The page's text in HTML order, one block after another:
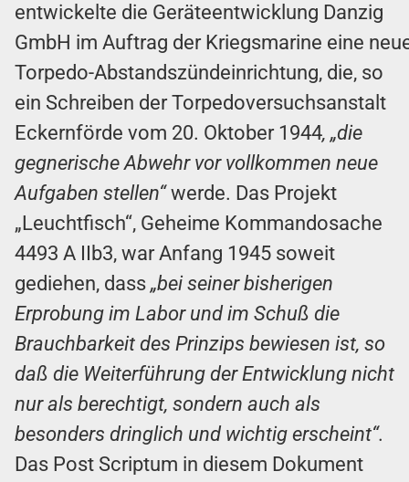
entwickelte die Geräteentwicklung Danzig
GmbH im Auftrag der Kriegsmarine eine
Torpedo-Abstandszündeinrichtung, die, so
ein Schreiben der Torpedoversuchsanstalt
Eckernförde vom 20. Oktober 1944, „die
gegnerische Abwehr vor vollkommen neue
Aufgaben stellen“werde. Das Projekt
„Leuchtfisch“, Geheime Kommandosache
4493 A IIb3, war Anfang 1945 soweit
gediehen, dass „bei seiner bisherigen
Erprobung im Labor und im Schuß die
Brauchbarkeit des Prinzips bewiesen ist, so
daß die Weiterführung der Entwicklung nicht
nur als berechtigt, sondern auch als
besonders dringlich und wichtig erscheint“.
Das Post Scriptum in diesem Dokument